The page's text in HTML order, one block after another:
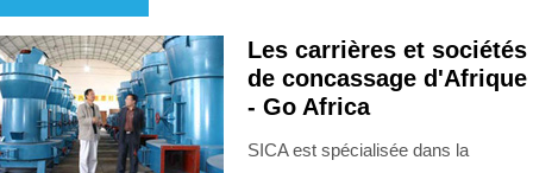
Les carrières et sociétés
de concassage d'Afrique
- Go Africa
SICA est spécialisée dans la